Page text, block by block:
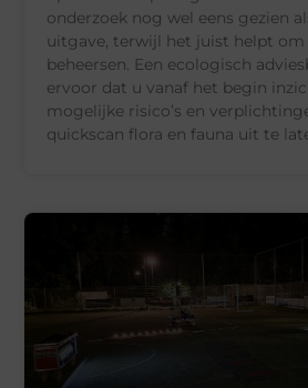
onderzoek nog wel eens gezien
uitgave, terwijl het juist helpt om
beheersen. Een ecologisch
ervoor dat u vanaf het begin
mogelijke risico’s en
quickscan flora en fauna uit te